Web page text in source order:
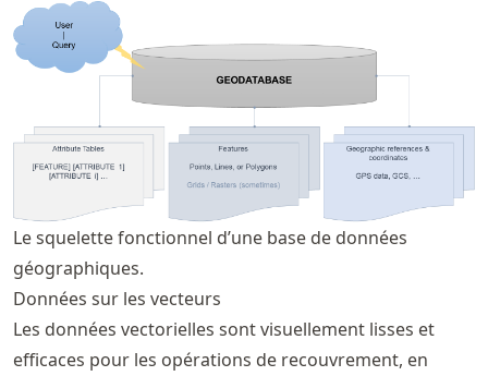
Le squelette fonctionnel d’une base de données
géographiques.
Données sur les vecteurs
Les données vectorielles sont visuellement lisses et
efficaces pour les opérations de recouvrement, en